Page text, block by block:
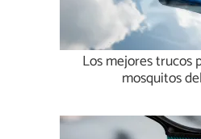
Los mejores trucos
mosquitos